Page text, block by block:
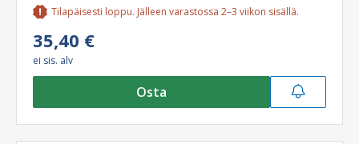
Tilapäisesti loppu. Jälleen varastossa 2–3 viikon sisällä.
35,40 €
ei sis. alv
Osta